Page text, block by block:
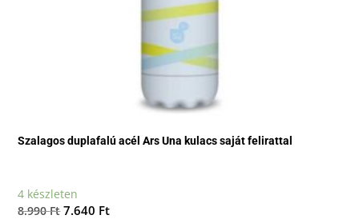
Szalagos duplafalú acél Ars Una kulacs saját felirattal
4 készleten
8.990FtOriginal
7.640 FtCurrent